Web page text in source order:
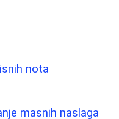
nota
masnih naslaga